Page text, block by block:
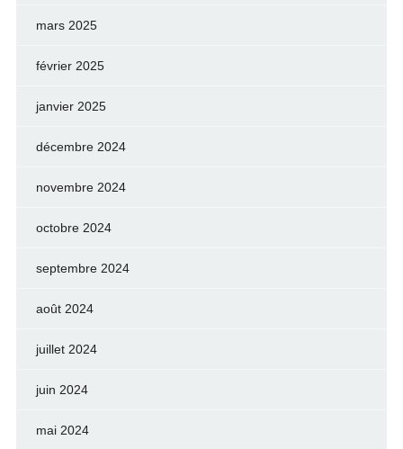
mars 2025
février 2025
janvier 2025
décembre 2024
novembre 2024
octobre 2024
septembre 2024
août 2024
juillet 2024
juin 2024
mai 2024